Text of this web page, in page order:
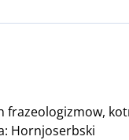
frazeologizmow,
Hornjoserbski